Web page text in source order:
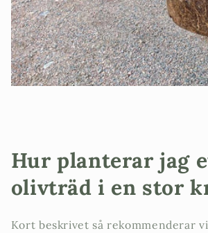
Hur planterar jag
olivträd i en stor
Kort beskrivet så rekommenderar
20 %